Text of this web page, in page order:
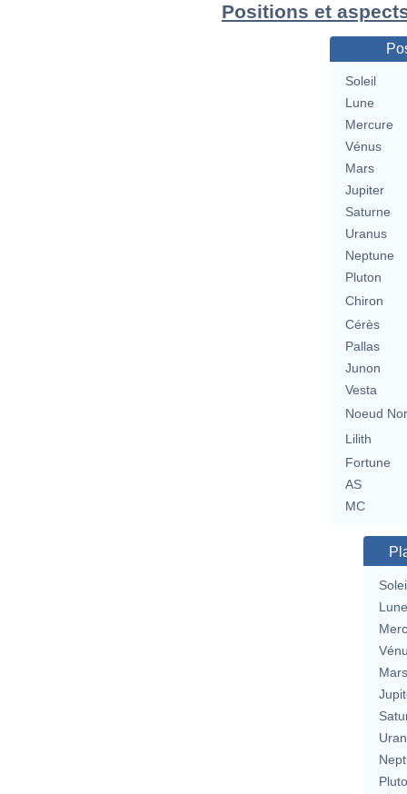
Positions et
Soleil
Lune
Mercure
Vénus
Mars
Jupiter
Saturne
Uranus
Neptune
Pluton
Chiron
Cérès
Pallas
Junon
Vesta
Noeud
Lilith
Fortune
AS
MC
Lune
Mars